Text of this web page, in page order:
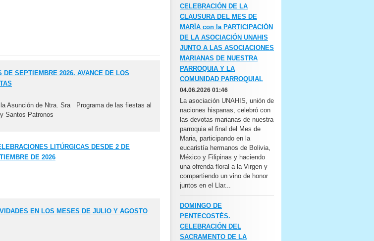
DE SEPTIEMBRE 2026. AVANCE DE LOS
Asunción de Ntra. Sra Programa de las fiestas al
Santos Patronos
LITÚRGICAS DESDE 2 DE
DE 2026
EN LOS MESES DE JULIO Y AGOSTO
CELEBRACIÓN DE LA
CLAUSURA DEL MES DE
MARÍA con la PARTICIPACIÓN
DE LA ASOCIACIÓN UNAHIS
JUNTO A LAS ASOCIACIONES
MARIANAS DE NUESTRA
PARROQUIA Y LA
COMUNIDAD PARROQUIAL
04.06.2026 01:46
La asociación UNAHIS, unión de
naciones hispanas, celebró con
las devotas marianas de nuestra
parroquia el final del Mes de
Maria, participando en la
eucaristía hermanos de Bolivia,
México y Filipinas y haciendo
una ofrenda floral a la Virgen y
compartiendo un vino de honor
juntos en el Llar...
DOMINGO DE
PENTECOSTÉS.
CELEBRACIÓN DEL
SACRAMENTO DE LA